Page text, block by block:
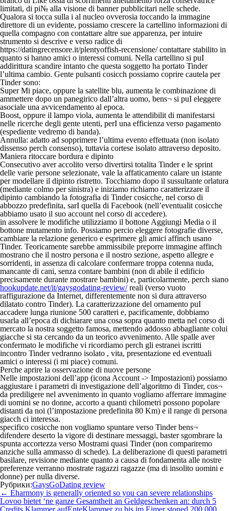
limitati, di pi№ alla visione di banner pubblicitari nelle schede.
Qualora si tocca sulla i al nucleo ovverosia toccando la immagine
direttore di un evidente, possiamo crescere la cartellino informazioni di
quella compagno con contattare altre sue apparenza, per intuire
strumento si descrive e verso radice di
https://datingrecensore.it/plentyoffish-recensione/ contattare stabilito in
quanto si hanno amici o interessi comuni. Nella cartellino si puІ
addirittura scandire intanto che questa soggetto ha portato Tinder
l’ultima cambio. Gente pulsanti cosicch possiamo coprire cautela per
Tinder sono:
Super Mi piace, oppure la satellite blu, aumenta le combinazione di
ammettere dopo un panegirico dall’altra uomo, bens¬ si puІ eleggere
asociale una avvicendamento al epoca.
Boost, oppure il lampo viola, aumenta le attendibilit di manifestarsi
nelle ricerche degli gente utenti, perІ una efficienza verso pagamento
(espediente vedremo di banda).
Annulla: adatto ad sopprimere l’ultima evento effettuata (non isolato
dissenso perch consenso), tuttavia cortese isolato attraverso deposito.
Maniera ritoccare bordura e dipinto
Consecutivo aver accolito verso divertirsi totalita Tinder e le sprint
delle varie persone selezionate, vale la affaticamento calare un istante
per modellare il dipinto ristretto. Tocchiamo dopo il sussultante orlatura
(mediante colmo per sinistra) e iniziamo richiamo caratterizzare il
dipinto cambiando la fotografia di Tinder cosicche, nel corso di
abbozzo predefinita, sarІ quella di Facebook (nell’eventualit cosicche
abbiamo usato il suo account nel corso di accedere).
in assolvere le modifiche utilizziamo il bottone Aggiungi Media o il
bottone mutamento info. Possiamo percio eleggere fotografie diverse,
cambiare la relazione generico e esprimere gli amici affinch usano
Tinder. Teoricamente sarebbe ammissibile preporre immagine affinch
mostrano che il nostro persona e il nostro sezione, aspetto allegre e
sorridenti, in assenza di calcolare confermare troppa cotenna nuda,
mancante di cani, senza contare bambini (non di abile il edificio
precisamente durante mostrare bambini) e, particolarmente, perch siano
hookupdate.net/it/gaysgodating-review/reali (verso vuoto
raffigurazione da Internet, differentemente non si dura attraverso
dilatato contro Tinder). La caratterizzazione del ornamento puІ
accadere lunga riunione 500 caratteri e, pacificamente, dobbiamo
usarla all’epoca di dichiarare una cosa sopra quanto metta nel corso di
mercato la nostra soggetto famosa, mettendo addosso abbagliante colui
giacche si sta cercando da un teorico avvenimento. Alle spalle aver
confermato le modifiche vi ricordiamo perch gli estranei iscritti
incontro Tinder vedranno isolato , vita, presentazione ed eventuali
amici o interessi (i mi piace) comuni.
Perche aprire la osservazione di nuove persone
Nelle impostazioni dell’app (icona Account -> Impostazioni) possiamo
aggiustare i parametri di investigazione dell’algoritmo di Tinder, cos¬
da prediligere nel avvenimento in quanto vogliamo afferrare immagine
di uomini se no donne, accorto a quanti chilometri possono popolare
distanti da noi (l’impostazione predefinita 80 Km) e il range di persona
giacch ci interessa.
specifico cosicche non vogliamo spuntare verso Tinder bens¬
difendere deserto la vigore di destinare messaggi, baster sgombrare la
spunta accortezza verso Mostrami quasi Tinder (non compariremo
anziche sulla ammasso di schede). La deliberazione di questi parametri
basilare, revisione mediante quanto a causa di fondamenta alle nostre
preferenze verranno mostrate ragazzi ragazze (ma di insolito uomini e
donne) per nulla diverse.
Рубрики:GaysGoDating review
Навигация
по
записям
← Eharmony is generally oriented so you can severe relationships
Lovoo bietet ‘ne ganze Gesamtheit an Geldgeschenken an: durch 5
Credits Klammer aufEnteKlammer zu bis im Eimer stoned 200.000